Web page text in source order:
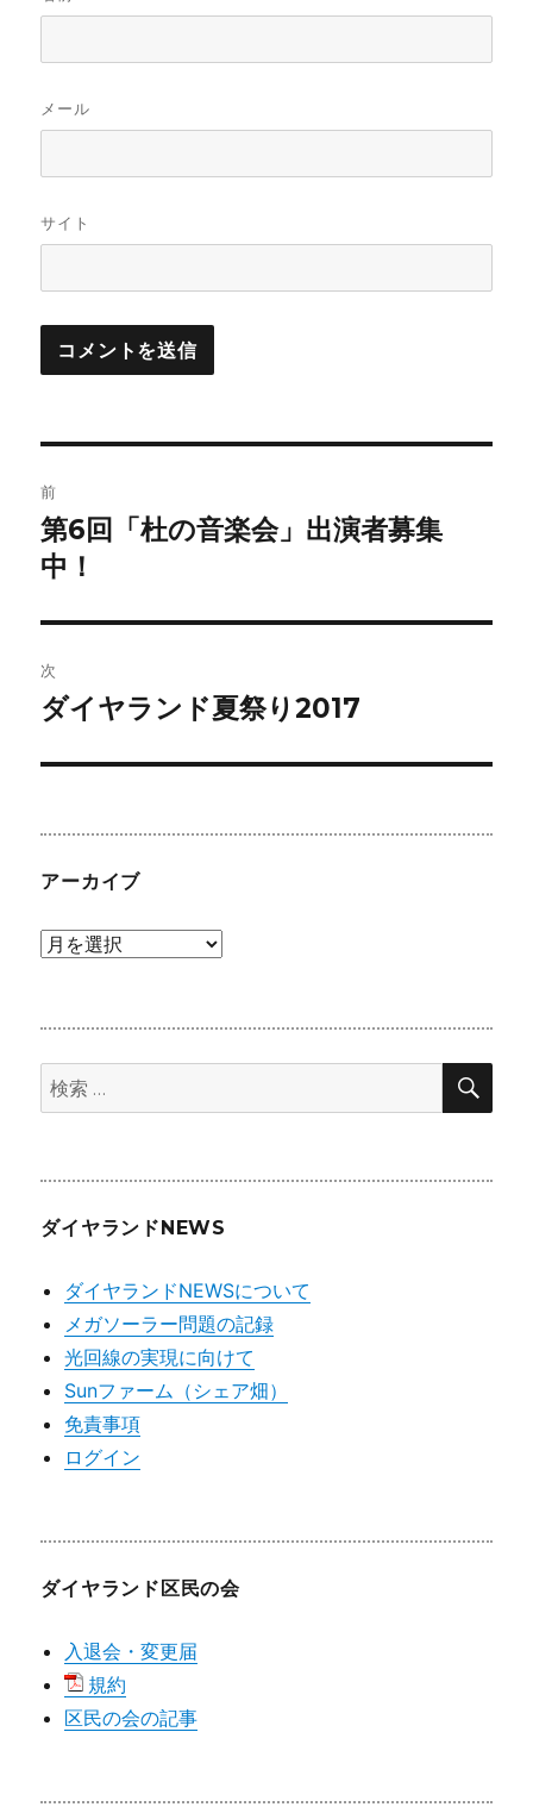
メール
サイト
稿
ナ
ビ
ゲ
ー
シ
ン
前
前
の
稿:
第6回「杜の音楽会」出演者募集
中！
次
次
投
ダイヤランド夏祭り2017
アーカイブ
ア
ブ
検
索:
検
ダイヤランドNEWS
ダイヤランドNEWSについて
メガソーラー問題の記録
光回線の実現に向けて
Sunファーム（シェア畑）
免責事項
ログイン
ダイヤランド区民の会
入退会・変更届
規約
区民の会の記事